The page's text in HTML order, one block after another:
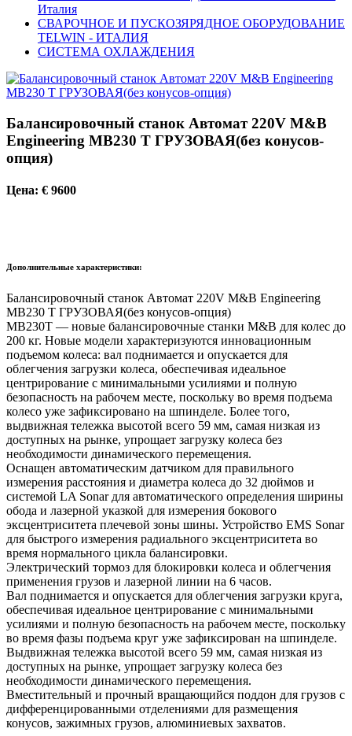
Италия
СВАРОЧНОЕ И ПУСКОЗЯРЯДНОЕ ОБОРУДОВАНИЕ
TELWIN - ИТАЛИЯ
СИСТЕМА ОХЛАЖДЕНИЯ
Балансировочный станок Автомат 220V M&B
Engineering MB230 Т ГРУЗОВАЯ(без конусов-
опция)
Цена: € 9600
Дополнительные характеристики:
Балансировочный станок Автомат 220V M&B Engineering
MB230 Т ГРУЗОВАЯ(без конусов-опция)
MB230T — новые балансировочные станки M&B для колес до
200 кг. Новые модели характеризуются инновационным
подъемом колеса: вал поднимается и опускается для
облегчения загрузки колеса, обеспечивая идеальное
центрирование с минимальными усилиями и полную
безопасность на рабочем месте, поскольку во время подъема
колесо уже зафиксировано на шпинделе. Более того,
выдвижная тележка высотой всего 59 мм, самая низкая из
доступных на рынке, упрощает загрузку колеса без
необходимости динамического перемещения.
Оснащен автоматическим датчиком для правильного
измерения расстояния и диаметра колеса до 32 дюймов и
системой LA Sonar для автоматического определения ширины
обода и лазерной указкой для измерения бокового
эксцентриситета плечевой зоны шины. Устройство EMS Sonar
для быстрого измерения радиального эксцентриситета во
время нормального цикла балансировки.
Электрический тормоз для блокировки колеса и облегчения
применения грузов и лазерной линии на 6 часов.
Вал поднимается и опускается для облегчения загрузки круга,
обеспечивая идеальное центрирование с минимальными
усилиями и полную безопасность на рабочем месте, поскольку
во время фазы подъема круг уже зафиксирован на шпинделе.
Выдвижная тележка высотой всего 59 мм, самая низкая из
доступных на рынке, упрощает загрузку колеса без
необходимости динамического перемещения.
Вместительный и прочный вращающийся поддон для грузов с
дифференцированными отделениями для размещения
конусов, зажимных грузов, алюминиевых захватов.